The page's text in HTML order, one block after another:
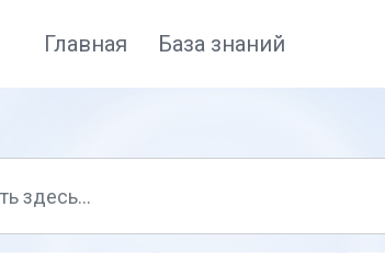
Главная База знаний